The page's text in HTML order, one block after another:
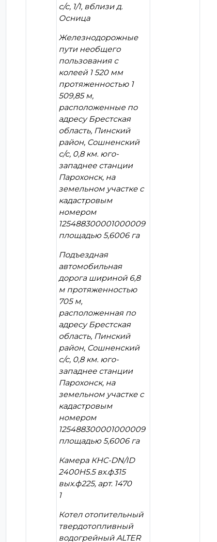
с/с, 1/1, вблизи д.
Осница
Железнодорожные
пути необщего
пользования с
колеей 1 520 мм
протяженностью 1
509,85 м,
расположенные по
адресу Брестская
область, Пинский
район, Сошненский
с/с, 0,8 км. юго-
западнее станции
Парохонск, на
земельном участке с
кадастровым
номером
125488300001000009
площадью 5,6006 га
Подъездная
автомобильная
дорога шириной 6,8
м протяженностью
705 м,
расположенная по
адресу Брестская
область, Пинский
район, Сошненский
с/с, 0,8 км. юго-
западнее станции
Парохонск, на
земельном участке с
кадастровым
номером
125488300001000009
площадью 5,6006 га
Камера КНС-DN/ID
2400H5.5 вх.ф315
вых.ф225, арт. 1470
1
Котел отопительный
твердотопливный
водогрейный ALTER